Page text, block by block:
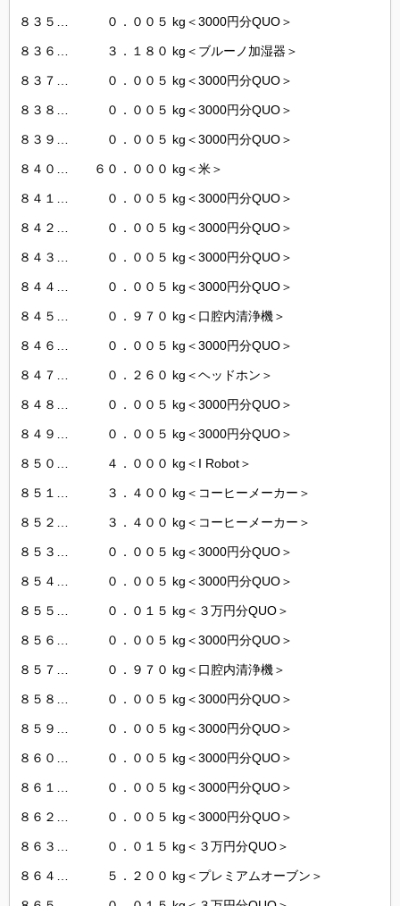
８３５… ０．００５ kg＜3000円分QUO＞
８３６… ３．１８０ kg＜ブルーノ加湿器＞
８３７… ０．００５ kg＜3000円分QUO＞
８３８… ０．００５ kg＜3000円分QUO＞
８３９… ０．００５ kg＜3000円分QUO＞
８４０… ６０．０００ kg＜米＞
８４１… ０．００５ kg＜3000円分QUO＞
８４２… ０．００５ kg＜3000円分QUO＞
８４３… ０．００５ kg＜3000円分QUO＞
８４４… ０．００５ kg＜3000円分QUO＞
８４５… ０．９７０ kg＜口腔内清浄機＞
８４６… ０．００５ kg＜3000円分QUO＞
８４７… ０．２６０ kg＜ヘッドホン＞
８４８… ０．００５ kg＜3000円分QUO＞
８４９… ０．００５ kg＜3000円分QUO＞
８５０… ４．０００ kg＜I Robot＞
８５１… ３．４００ kg＜コーヒーメーカー＞
８５２… ３．４００ kg＜コーヒーメーカー＞
８５３… ０．００５ kg＜3000円分QUO＞
８５４… ０．００５ kg＜3000円分QUO＞
８５５… ０．０１５ kg＜３万円分QUO＞
８５６… ０．００５ kg＜3000円分QUO＞
８５７… ０．９７０ kg＜口腔内清浄機＞
８５８… ０．００５ kg＜3000円分QUO＞
８５９… ０．００５ kg＜3000円分QUO＞
８６０… ０．００５ kg＜3000円分QUO＞
８６１… ０．００５ kg＜3000円分QUO＞
８６２… ０．００５ kg＜3000円分QUO＞
８６３… ０．０１５ kg＜３万円分QUO＞
８６４… ５．２００ kg＜プレミアムオーブン＞